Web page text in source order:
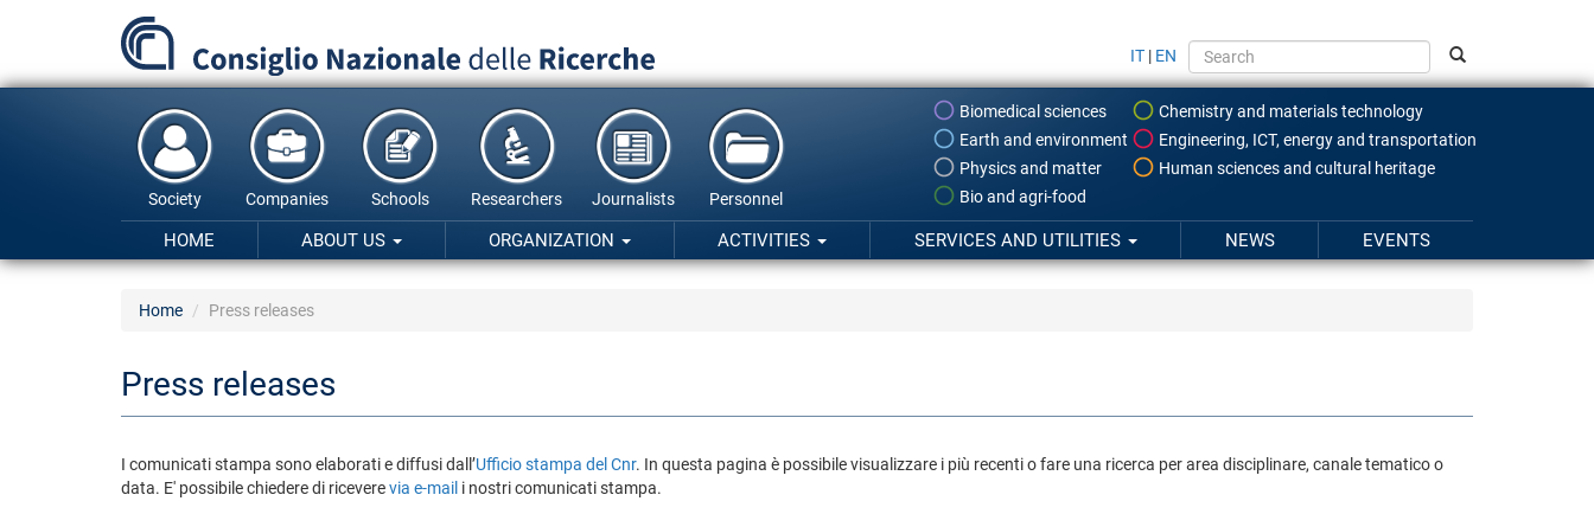
content
IT | EN
Biomedical sciences
Chemistry and materials technology
Earth and environment
Engineering, ICT, energy and transportation
Physics and matter
Human sciences and cultural heritage
Bio and agri-food
Society Companies Schools Researchers Journalists Personnel
HOME ABOUT US ORGANIZATION ACTIVITIES SERVICES AND UTILITIES NEWS EVENTS
Home Press releases
Press releases
I comunicati stampa sono elaborati e diffusi dall’Ufficio stampa del Cnr. In questa pagina è possibile visualizzare i più recenti o fare una ricerca per area disciplinare, canale tematico o
data. E' possibile chiedere di riceverevia e-mail i nostri comunicati stampa.